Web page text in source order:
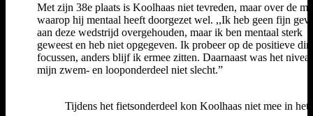
Met zijn 38e plaats is Koolhaas niet tevreden, maar over de
waarop hij mentaal heeft doorgezet wel. ,,Ik heb geen fijn
aan deze wedstrijd overgehouden, maar ik ben mentaal sterk
geweest en heb niet opgegeven. Ik probeer op de positieve
focussen, anders blijf ik ermee zitten. Daarnaast was het
mijn zwem- en looponderdeel niet slecht.”
Tijdens het fietsonderdeel kon Koolhaas niet mee in